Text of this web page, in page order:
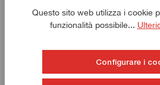
Comprate
Questo sito web utilizza i cookie
funzionalità possibile...
Configurare i